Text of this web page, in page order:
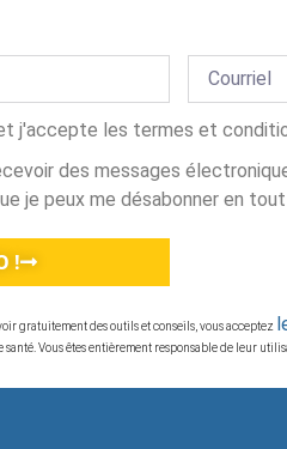
j'accepte les termes et
des messages
je peux me désabonner en
!
gratuitement des outils et conseils, vous acceptez
Vous êtes entièrement responsable de leur